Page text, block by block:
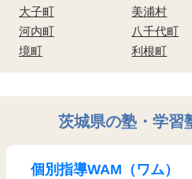
大子町
美浦村
河内町
八千代町
境町
利根町
茨城県の塾・学習
個別指導WAM（ワム）